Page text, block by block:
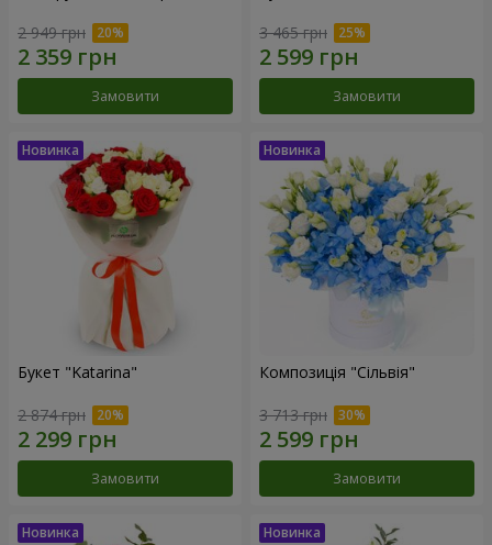
2 949 грн
Замовити
3 465 грн
Замовити
Букет "Katarina"
2 874 грн
Замовити
Композиція "Сільвія"
3 713 грн
Замовити